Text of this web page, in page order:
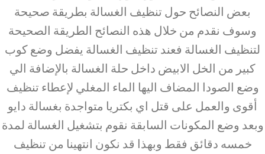
بعض النصائح حول تنظيف الغسالة بطريقة صحيحة
وسوف نقدم من خلال هذه النصائح الطريقة الصحيحة
لتنظيف الغسالة فعند تنظيف الغسالة يفضل وضع كوب
كبير من الخل الابيض داخل حلة الغسالة بالإضافة الي
وضع الصودا المضاف اليها الماء المغلي لإعطاء تنظيف
أقوى والعمل على قتل اي بكتريا متواجدة بغسالة دايو
وبعد وضع المكونات السابقة نقوم بتشغيل الغسالة لمدة
خمسه دقائق فقط وبهذا قد نكون انتهينا من تنظيف